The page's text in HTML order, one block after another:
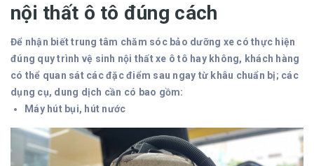
nội thất ô tô đúng cách
Để nhận biết trung tâm chăm sóc bảo dưỡng xe có thực hiện
đúng quy trình vệ sinh nội thất xe ô tô hay không, khách hàng
có thể quan sát các đặc điểm sau ngay từ khâu chuẩn bị; các
dụng cụ, dung dịch cần có bao gồm:
Máy hút bụi, hút nước